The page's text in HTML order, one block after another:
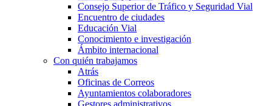
Consejo Superior de Tráfico y Seguridad Vial
Encuentro de ciudades
Educación Vial
Conocimiento e investigación
Ámbito internacional
Con quién trabajamos
Atrás
Oficinas de Correos
Ayuntamientos colaboradores